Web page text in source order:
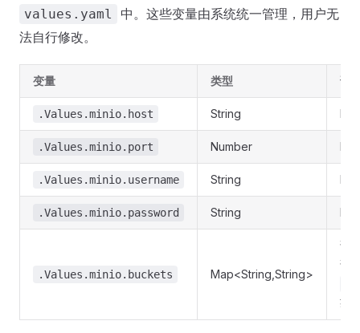
values.yaml
中。这些变量由系统统一管理，用户无
法自行修改。
变量 类型 说
.Values.minio.host String
.Values.minio.port Number
.Values.minio.username String
.Values.minio.password String
.Values.minio.buckets Map<String,String>
请
请
获